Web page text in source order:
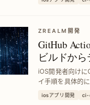
ZREALM開発
GitHub
ビルドか
iOS開発者向け
イ手順を具体的
ス速度アップを
iosアプリ開発 ci-